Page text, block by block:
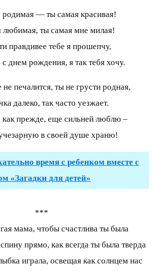
— ты самая красивая!
любимая, ты самая мне милая!
правдивее тебе я прошепчу,
днем рождения, я так тебя хочу.
печалится, ты не грусти родная,
далеко, так часто уезжает.
прежде, еще сильней люблю –
в своей душе храню!
время с ребенком вместе с
«Загадки для детей»
***
мама, чтобы счастлива ты была
прямо, как всегда ты была тверда
играла, освещая как солнцем нас